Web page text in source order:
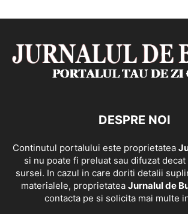
DESPRE NOI
Continutul portalului este proprietatea
si nu poate fi preluat sau difuzat
sursei. In cazul in care doriti detalii
materialele, proprietatea Jurnalul de
contacta pe si solicita mai multe